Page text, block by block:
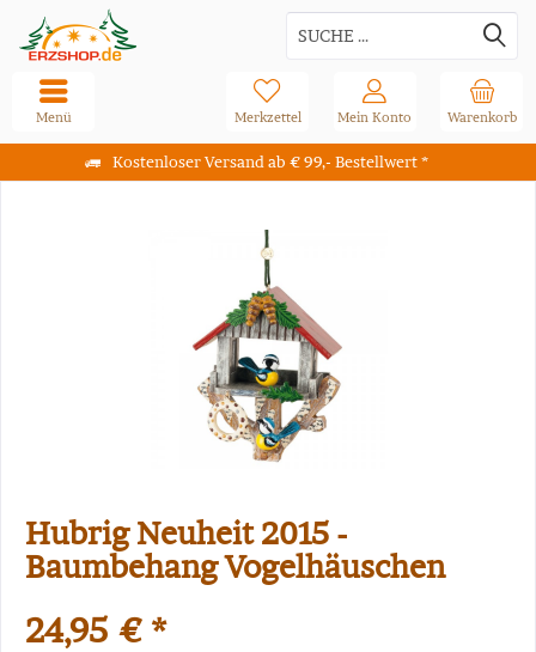
Kostenloser Versand ab € 99,- Bestellwert *
Warenkorb
Merkzettel Mein Konto
Menü
Hubrig Neuheit 2015 -
Baumbehang Vogelhäuschen
24,95 € *